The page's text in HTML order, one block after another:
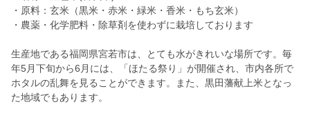
・原料：玄米（黒米・赤米・緑米・香米・もち玄米）
・農薬・化学肥料・除草剤を使わずに栽培しております
生産地である福岡県宮若市は、とても水がきれいな場所です。毎
年5月下旬から6月には、「ほたる祭り」が開催され、市内各所で
ホタルの乱舞を見ることができます。また、黒田藩献上米となっ
た地域でもあります。